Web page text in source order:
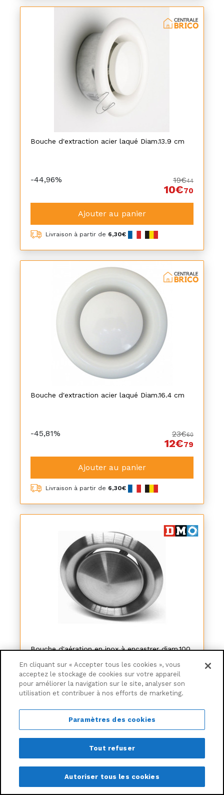
Bouche d'extraction acier laqué Diam.13.9 cm
-44,96% 19€44
10€70
Ajouter au panier
Livraison à partir de 6,30€
Bouche d'extraction acier laqué Diam.16.4 cm
-45,81% 23€60
12€79
Ajouter au panier
Livraison à partir de 6,30€
Bouche d'aération en inox à encastrer diam.100
-11,66% 36€
32€
Ajouter au panier
En cliquant sur « Accepter tous les cookies », vous
acceptez le stockage de cookies sur votre appareil
pour améliorer la navigation sur le site, analyser son
utilisation et contribuer à nos efforts de marketing.
Paramètres des cookies
Tout refuser
Autoriser tous les cookies